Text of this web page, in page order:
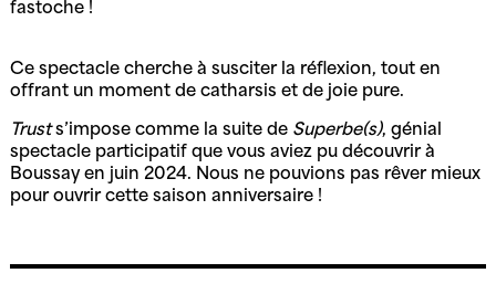
fastoche !
Ce spectacle cherche à susciter la réflexion, tout en
offrant un moment de catharsis et de joie pure.
Trusts’impose comme la suite de Superbe(s), génial
spectacle participatif que vous aviez pu découvrir à
Boussay en juin 2024. Nous ne pouvions pas rêver mieux
pour ouvrir cette saison anniversaire !